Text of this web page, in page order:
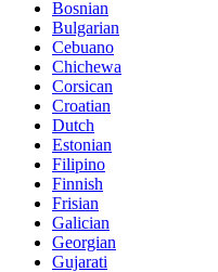
Bosnian
Bulgarian
Cebuano
Chichewa
Corsican
Croatian
Dutch
Estonian
Filipino
Finnish
Frisian
Galician
Georgian
Gujarati